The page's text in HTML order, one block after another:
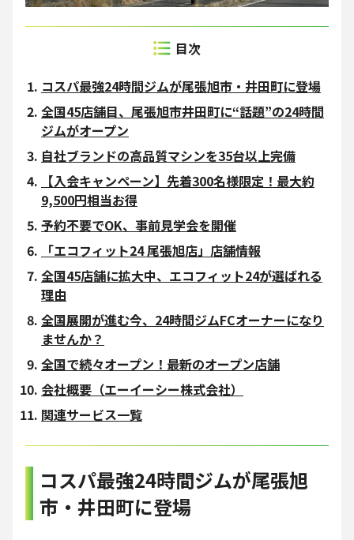
コスパ最強24時間ジムが尾張旭市・井田町に登場
全国45店舗目、尾張旭市井田町に“話題”の24時間
ジムがオープン
自社ブランドの高品質マシンを35台以上完備
【入会キャンペーン】先着300名様限定！最大約
9,500円相当お得
予約不要でOK、事前見学会を開催
「エコフィット24 尾張旭店」店舗情報
全国45店舗に拡大中、エコフィット24が選ばれる
理由
全国展開が進む今、24時間ジムFCオーナーになり
ませんか？
全国で続々オープン！最新のオープン店舗
会社概要（エーイーシー株式会社）
関連サービス一覧
コスパ最強24時間ジムが尾張旭
市・井田町に登場